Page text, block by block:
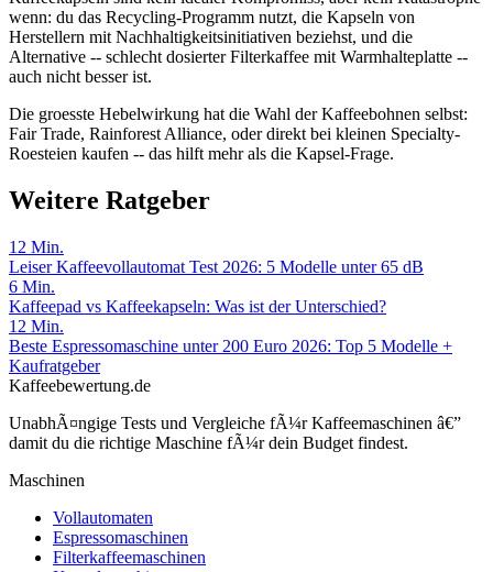
wenn: du das Recycling-Programm nutzt, die Kapseln von
Herstellern mit Nachhaltigkeitsinitiativen beziehst, und die
Alternative -- schlecht dosierter Filterkaffee mit Warmhalteplatte --
auch nicht besser ist.
Die groesste Hebelwirkung hat die Wahl der Kaffeebohnen selbst:
Fair Trade, Rainforest Alliance, oder direkt bei kleinen Specialty-
Roesteien kaufen -- das hilft mehr als die Kapsel-Frage.
Weitere Ratgeber
12 Min.
Leiser Kaffeevollautomat Test 2026: 5 Modelle unter 65 dB
6 Min.
Kaffeepad vs Kaffeekapseln: Was ist der Unterschied?
12 Min.
Beste Espressomaschine unter 200 Euro 2026: Top 5 Modelle +
Kaufratgeber
Kaffeebewertung.de
UnabhÃ¤ngige Tests und Vergleiche fÃ¼r Kaffeemaschinen â€”
damit du die richtige Maschine fÃ¼r dein Budget findest.
Maschinen
Vollautomaten
Espressomaschinen
Filterkaffeemaschinen